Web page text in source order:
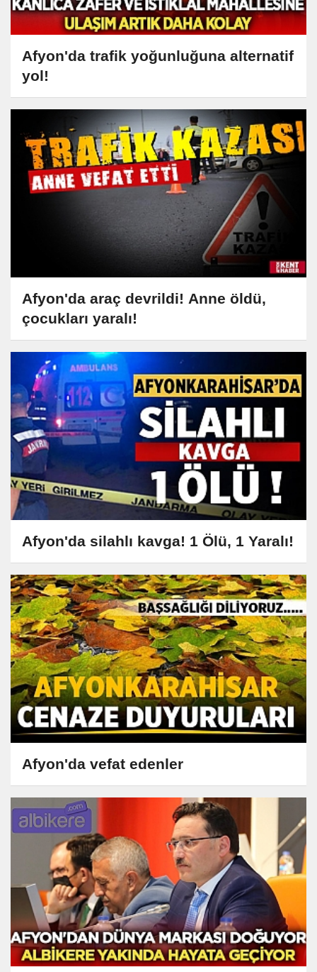
Afyon'da trafik yoğunluğuna alternatif
yol!
Afyon'da araç devrildi! Anne öldü,
çocukları yaralı!
Afyon'da silahlı kavga! 1 Ölü, 1 Yaralı!
Afyon'da vefat edenler